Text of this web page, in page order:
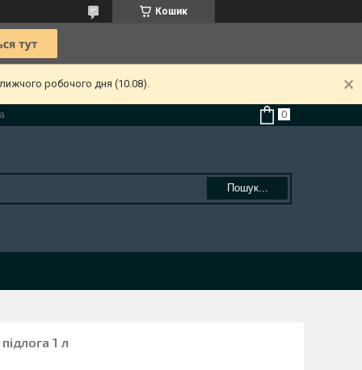
Кошик
робочого дня (10.08).
Пошук...
1 л